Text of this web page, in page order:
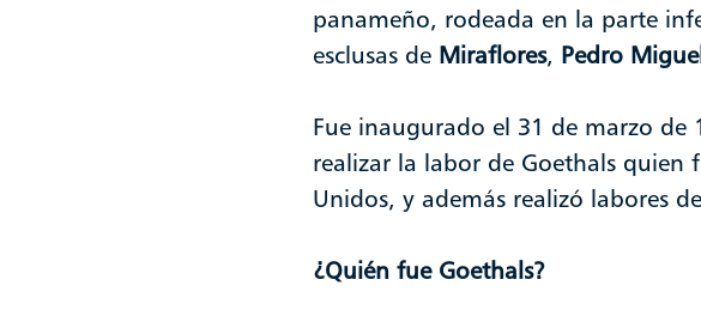
panameño, rodeada en la parte
esclusas de Miraflores, Pedro
Fue inaugurado el 31 de marzo
realizar la labor de Goethals quien
Unidos, y además realizó labores
¿Quién fue Goethals?